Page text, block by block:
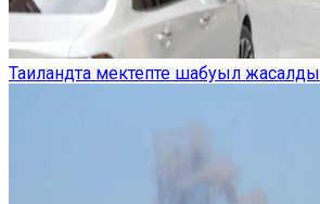
Таиландта мектепте шабуыл жасалды